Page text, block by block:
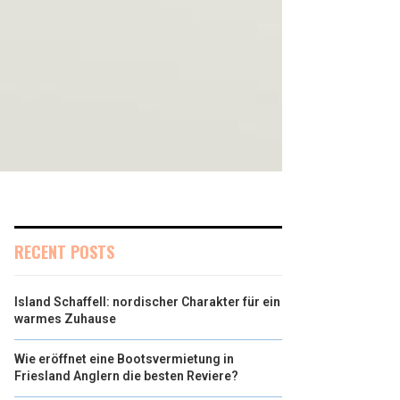
RECENT POSTS
Island Schaffell: nordischer Charakter für ein
warmes Zuhause
Wie eröffnet eine Bootsvermietung in
Friesland Anglern die besten Reviere?